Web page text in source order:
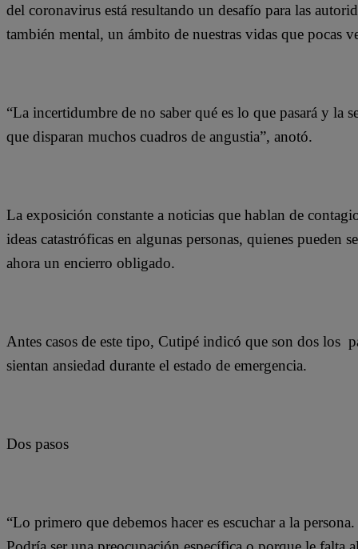
del coronavirus está resultando un desafío para las
también mental, un ámbito de nuestras vidas que pocas
“La incertidumbre de no saber qué es lo que pasará y la
que disparan muchos cuadros de angustia”, anotó.
La exposición constante a noticias que hablan de
ideas catastróficas en algunas personas, quienes
ahora un encierro obligado.
Antes casos de este tipo, Cutipé indicó que son dos los
sientan ansiedad durante el estado de emergencia.
Dos pasos
“Lo primero que debemos hacer es escuchar a la